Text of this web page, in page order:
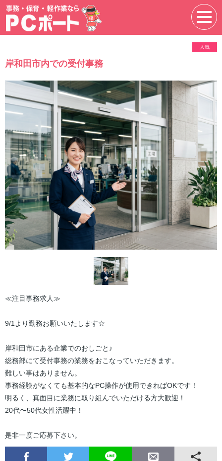
岸和田市内での受付事務
人気
≪注目事務求人≫
9/1より勤務お願いいたします☆
岸和田市にある企業でのおしごと♪
総務部にて受付事務の業務をおこなっていただきます。
難しい事はありません。
事務経験がなくても基本的なPC操作が使用できればOKです！
明るく、真面目に業務に取り組んでいただける方大歓迎！
20代〜50代女性活躍中！
是非一度ご応募下さい。